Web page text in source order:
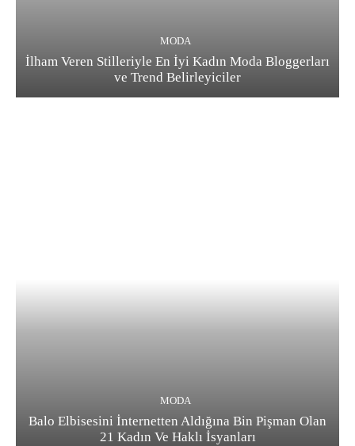
MODA
İlham Veren Stilleriyle En İyi Kadın Moda Bloggerları
ve Trend Belirleyiciler
MODA
Balo Elbisesini İnternetten Aldığına Bin Pişman Olan
21 Kadın Ve Haklı İsyanları